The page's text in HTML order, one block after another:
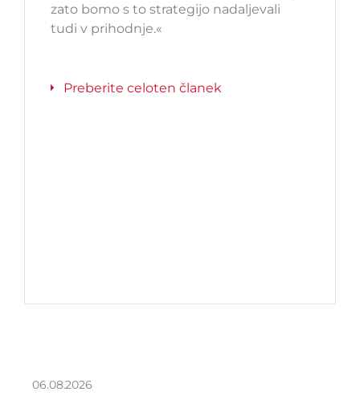
zato bomo s to strategijo nadaljevali
tudi v prihodnje.«
Preberite celoten članek
06.08.2026